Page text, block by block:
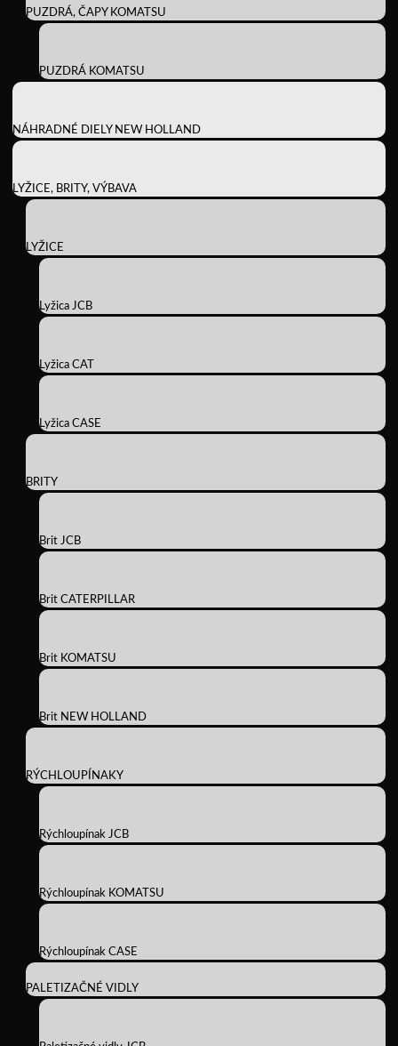
PUZDRÁ, ČAPY KOMATSU
PUZDRÁ KOMATSU
NÁHRADNÉ DIELY NEW HOLLAND
LYŽICE, BRITY, VÝBAVA
LYŽICE
Lyžica JCB
Lyžica CAT
Lyžica CASE
BRITY
Brit JCB
Brit CATERPILLAR
Brit KOMATSU
Brit NEW HOLLAND
RÝCHLOUPÍNAKY
Rýchloupínak JCB
Rýchloupínak KOMATSU
Rýchloupínak CASE
PALETIZAČNÉ VIDLY